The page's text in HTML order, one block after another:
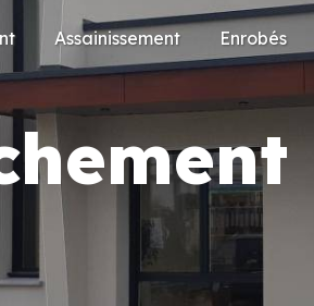
Assainissement Enrobés